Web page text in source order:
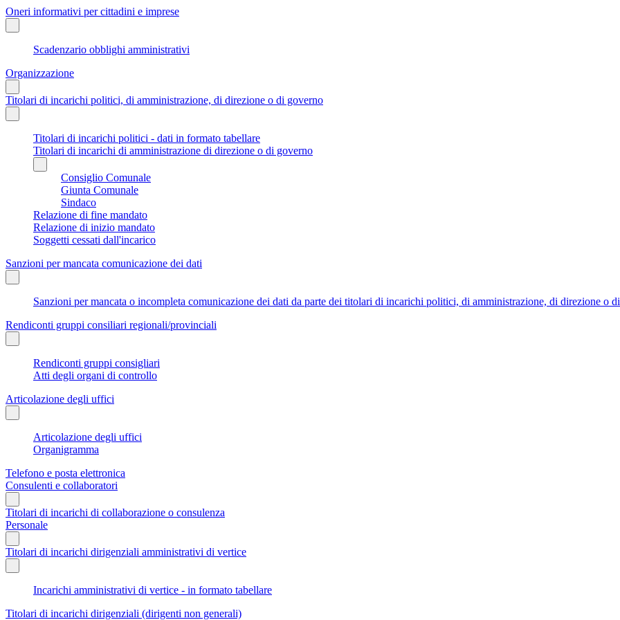
Oneri informativi per cittadini e imprese
Scadenzario obblighi amministrativi
Organizzazione
Titolari di incarichi politici, di amministrazione, di direzione o di governo
Titolari di incarichi politici - dati in formato tabellare
Titolari di incarichi di amministrazione di direzione o di governo
Consiglio Comunale
Giunta Comunale
Sindaco
Relazione di fine mandato
Relazione di inizio mandato
Soggetti cessati dall'incarico
Sanzioni per mancata comunicazione dei dati
Sanzioni per mancata o incompleta comunicazione dei dati da parte dei titolari di incarichi politici, di amministrazione, di direzione o
Rendiconti gruppi consiliari regionali/provinciali
Rendiconti gruppi consigliari
Atti degli organi di controllo
Articolazione degli uffici
Articolazione degli uffici
Organigramma
Telefono e posta elettronica
Consulenti e collaboratori
Titolari di incarichi di collaborazione o consulenza
Personale
Titolari di incarichi dirigenziali amministrativi di vertice
Incarichi amministrativi di vertice - in formato tabellare
Titolari di incarichi dirigenziali (dirigenti non generali)